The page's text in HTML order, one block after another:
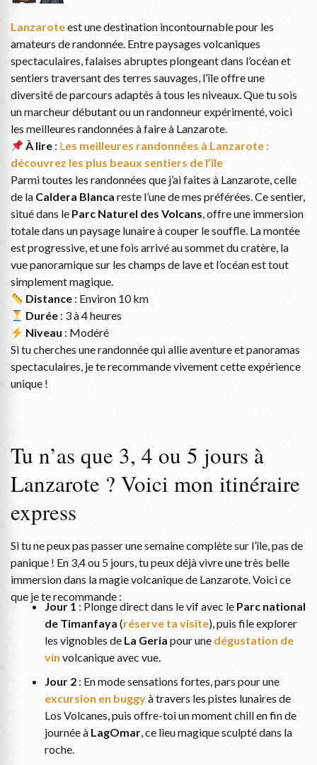
Lanzaroteest une destination incontournable pour les
amateurs de randonnée. Entre paysages volcaniques
spectaculaires, falaises abruptes plongeant dans l’océan et
sentiers traversant des terres sauvages, l’île offre une
diversité de parcours adaptés à tous les niveaux. Que tu sois
un marcheur débutant ou un randonneur expérimenté, voici
les meilleures randonnées à faire à Lanzarote.
À lire : Les meilleures randonnées à Lanzarote :
découvrez les plus beaux sentiers de l’île
Parmi toutes les randonnées que j’ai faites à Lanzarote, celle
de la Caldera Blanca reste l’une de mes préférées. Ce sentier,
situé dans le Parc Naturel des Volcans, offre une immersion
totale dans un paysage lunaire à couper le souffle. La montée
est progressive, et une fois arrivé au sommet du cratère, la
vue panoramique sur les champs de lave et l’océan est tout
simplement magique.
Distance : Environ 10 km
Durée : 3 à 4 heures
Niveau : Modéré
Si tu cherches une randonnée qui allie aventure et panoramas
spectaculaires, je te recommande vivement cette expérience
unique !
Tu n’as que 3, 4 ou 5 jours à
Lanzarote ? Voici mon itinéraire
express
Si tu ne peux pas passer une semaine complète sur l’île, pas de
panique ! En 3,4 ou 5 jours, tu peux déjà vivre une très belle
immersion dans la magie volcanique de Lanzarote. Voici ce
que je te recommande :
Jour 1 : Plonge direct dans le vif avec le Parc national
de Timanfaya (réserve ta visite), puis file explorer
les vignobles de La Geria pour une dégustation de
vin volcanique avec vue.
Jour 2 : En mode sensations fortes, pars pour une
excursion en buggyà travers les pistes lunaires de
Los Volcanes, puis offre-toi un moment chill en fin de
journée à LagOmar, ce lieu magique sculpté dans la
roche.